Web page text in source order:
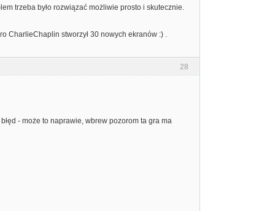
trzeba było rozwiązać możliwie prosto i skutecznie.
CharlieChaplin stworzył 30 nowych ekranów :) .
28
- może to naprawie, wbrew pozorom ta gra ma